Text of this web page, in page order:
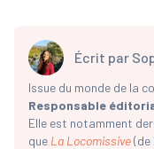
Écrit par
Issue du monde de la
Responsable
Elle est notamment
que La Locomissive(de